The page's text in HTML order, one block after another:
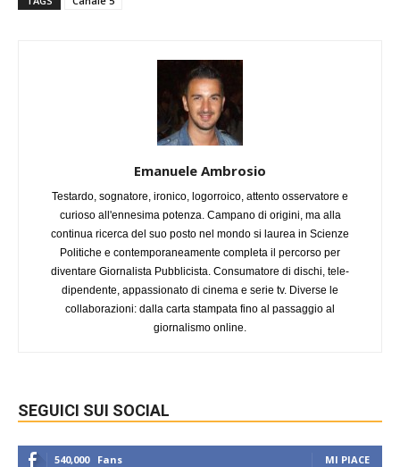
Emanuele Ambrosio
Testardo, sognatore, ironico, logorroico, attento osservatore e
curioso all'ennesima potenza. Campano di origini, ma alla
continua ricerca del suo posto nel mondo si laurea in Scienze
Politiche e contemporaneamente completa il percorso per
diventare Giornalista Pubblicista. Consumatore di dischi, tele-
dipendente, appassionato di cinema e serie tv. Diverse le
collaborazioni: dalla carta stampata fino al passaggio al
giornalismo online.
SEGUICI SUI SOCIAL
540,000 Fans MI PIACE